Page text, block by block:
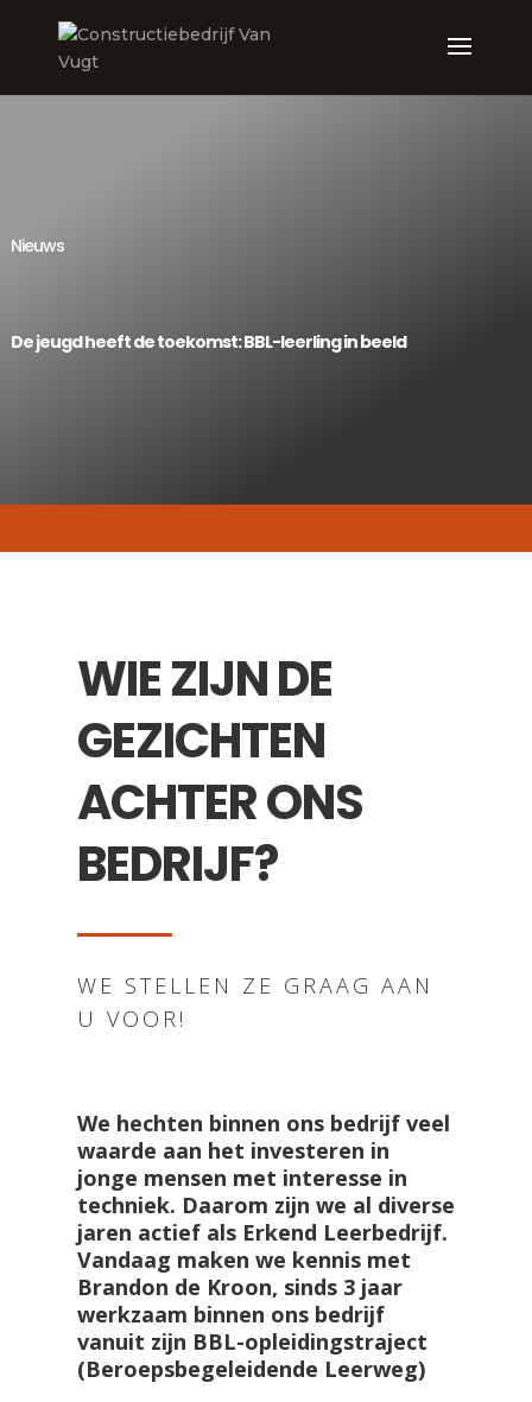
Nieuws
De jeugd heeft de toekomst: BBL-leerling in beeld
WIE ZIJN DE
GEZICHTEN
ACHTER ONS
BEDRIJF?
WE STELLEN ZE GRAAG AAN
U VOOR!
We hechten binnen ons bedrijf veel
waarde aan het investeren in
jonge mensen met interesse in
techniek. Daarom zijn we al diverse
jaren actief als Erkend Leerbedrijf.
Vandaag maken we kennis met
Brandon de Kroon, sinds 3 jaar
werkzaam binnen ons bedrijf
vanuit zijn BBL-opleidingstraject
(Beroepsbegeleidende Leerweg)